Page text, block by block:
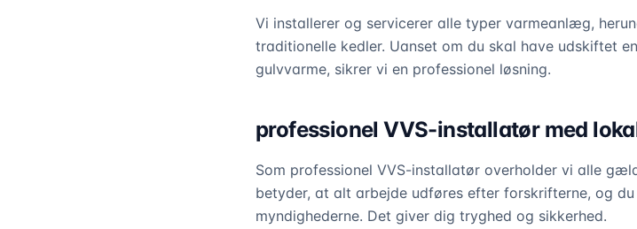
Vi installerer og servicerer alle typer varmeanlæg,
traditionelle kedler. Uanset om du skal have udskiftet
gulvvarme, sikrer vi en professionel løsning.
professionel VVS-installatør med
Som professionel VVS-installatør overholder vi alle
betyder, at alt arbejde udføres efter forskrifterne, og
myndighederne. Det giver dig tryghed og sikkerhed.